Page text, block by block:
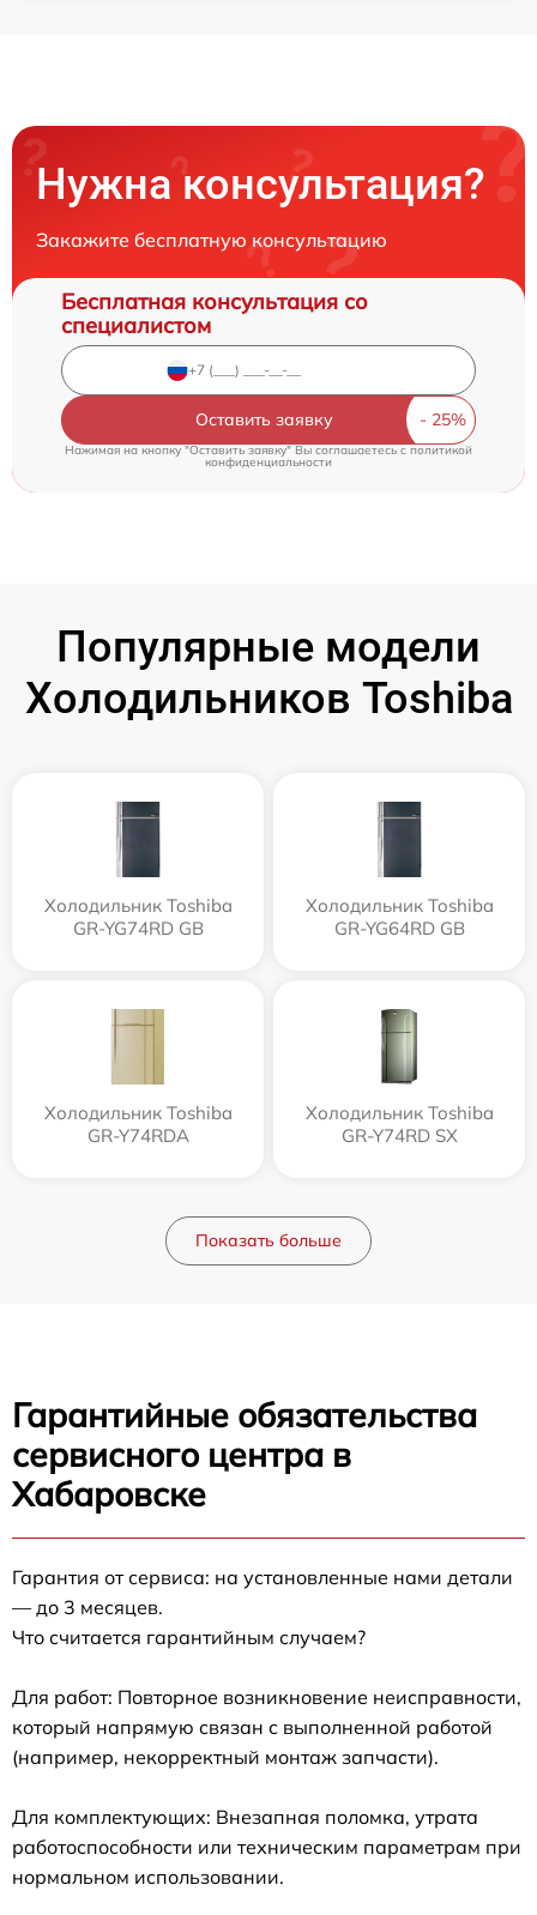
Нужна консультация?
Закажите бесплатную консультацию
Бесплатная консультация со
специалистом
Оставить заявку
Нажимая на кнопку "Оставить заявку" Вы соглашаетесь cполитикой
конфиденциальности
Популярные модели
Холодильников Toshiba
Холодильник Toshiba
GR-YG74RD GB
Холодильник Toshiba
GR-YG64RD GB
Холодильник Toshiba
GR-Y74RDA
Холодильник Toshiba
GR-Y74RD SX
Показать больше
Гарантийные обязательства
сервисного центра в
Хабаровске
Гарантия от сервиса: на установленные нами детали
— до 3 месяцев.
Что считается гарантийным случаем?
Для работ: Повторное возникновение неисправности,
который напрямую связан с выполненной работой
(например, некорректный монтаж запчасти).
Для комплектующих: Внезапная поломка, утрата
работоспособности или техническим параметрам при
нормальном использовании.